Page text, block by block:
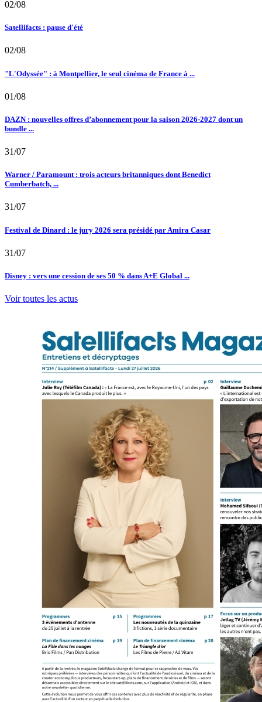
02/08
Satellifacts : pause d'été
02/08
"L'Odyssée" : à Montpellier, le seul cinéma de France à ...
01/08
DAZN : nouvelles offres d’abonnement pour la saison 2026-2027 dont un
bundle ...
31/07
Warner / Paramount : trois acteurs britanniques dont Benedict
Cumberbatch, ...
31/07
Festival de Dinard : le jury 2026 sera présidé par Amira Casar
31/07
Disney : vers une cession de ses 50 % dans A+E Global ...
Voir toutes les actus